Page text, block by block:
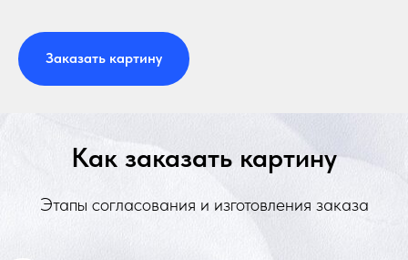
Заказать картину
Как заказать картину
Этапы согласования и изготовления заказа